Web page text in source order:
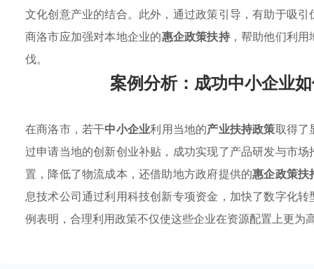
文化创意产业的结合。此外，通过政策引导，有助于吸
商洛市应加强对本地企业的惠企政策扶持，帮助他们利用
伐。
案例分析：成功中小企业
在商洛市，若干中小企业利用当地的产业扶持政策取得了
过申请当地的创新创业补贴，成功实现了产品研发与市
置，降低了物流成本，还借助地方政府提供的惠企政策扶
息技术公司通过利用科技创新专项资金，加快了数字化
例表明，合理利用政策不仅使这些企业在资源配置上更